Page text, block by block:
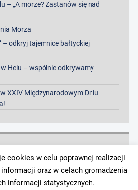
– „A morze? Zastanów się nad
Morza
– odkryj tajemnice bałtyckiej
w Helu – wspólnie odkrywamy
XXIV Międzynarodowym Dniu
cookies w celu poprawnej realizacji
informacji oraz w celach gromadzenia
informacji statystycznych.